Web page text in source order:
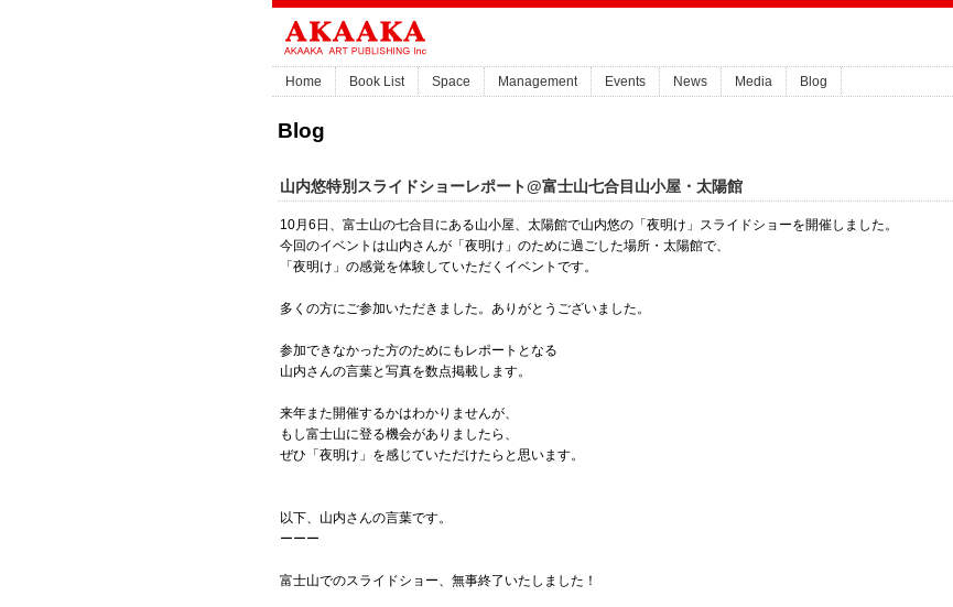
Home Book List Space Management Events News Media Blog
Blog
山内悠特別スライドショーレポート@富士山七合目山小屋・太陽館
10月6日、富士山の七合目にある山小屋、太陽館で山内悠の「夜明け」スライドショーを開催しました。
今回のイベントは山内さんが「夜明け」のために過ごした場所・太陽館で、
「夜明け」の感覚を体験していただくイベントです。
多くの方にご参加いただきました。ありがとうございました。
参加できなかった方のためにもレポートとなる
山内さんの言葉と写真を数点掲載します。
来年また開催するかはわかりませんが、
もし富士山に登る機会がありましたら、
ぜひ「夜明け」を感じていただけたらと思います。
以下、山内さんの言葉です。
ーーー
富士山でのスライドショー、無事終了いたしました！